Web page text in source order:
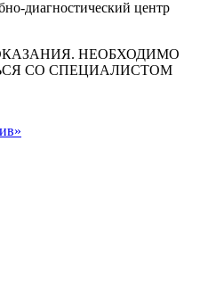
диагностический центр
НЕОБХОДИМО
СО СПЕЦИАЛИСТОМ